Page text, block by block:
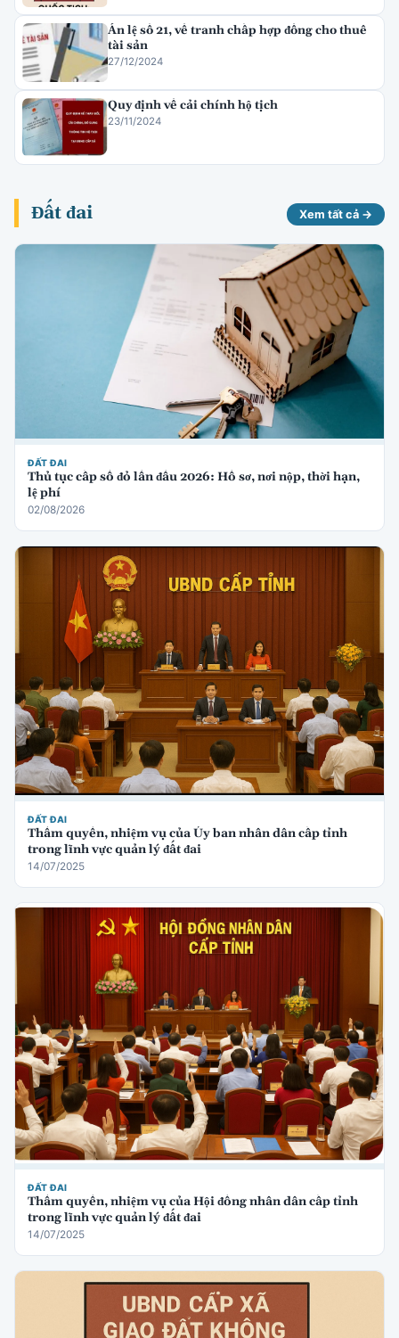
Án lệ số 21, về tranh chấp hợp đồng cho thuê
tài sản
27/12/2024
Quy định về cải chính hộ tịch
23/11/2024
Đất đai Xem tất cả →
ĐẤT ĐAI
Thủ tục cấp sổ đỏ lần đầu 2026: Hồ sơ, nơi nộp, thời hạn,
lệ phí
02/08/2026
ĐẤT ĐAI
Thẩm quyền, nhiệm vụ của Ủy ban nhân dân cấp tỉnh
trong lĩnh vực quản lý đất đai
14/07/2025
ĐẤT ĐAI
Thẩm quyền, nhiệm vụ của Hội đồng nhân dân cấp tỉnh
trong lĩnh vực quản lý đất đai
14/07/2025